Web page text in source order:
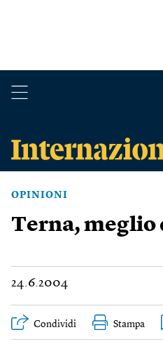
OPINIONI
Terna, meglio
24.6.2004
Condividi Stampa